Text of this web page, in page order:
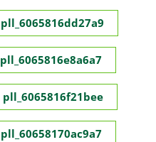
pll_6065816dd27a9
pll_6065816e8a6a7
pll_6065816f21bee
pll_60658170ac9a7